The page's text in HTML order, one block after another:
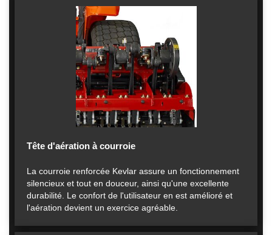
Tête d'aération à courroie
La courroie renforcée Kevlar assure un fonctionnement
silencieux et tout en douceur, ainsi qu'une excellente
durabilité. Le confort de l'utilisateur en est amélioré et
l'aération devient un exercice agréable.